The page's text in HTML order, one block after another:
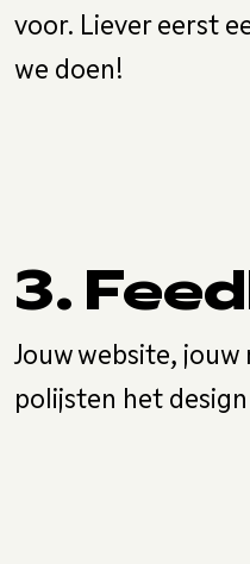
voor. Liever eerst
we doen!
3.
Jouw website,
polijsten het